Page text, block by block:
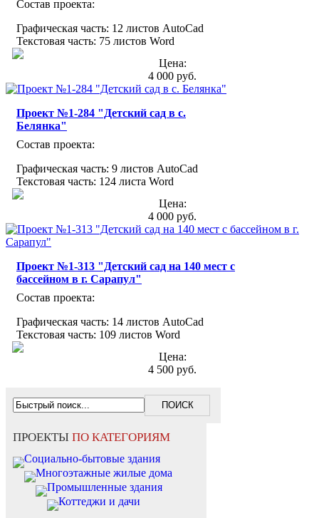
Состав проекта:
Графическая часть: 12 листов AutoCad
Текстовая часть: 75 листов Word
Цена:
4 000 руб.
Проект №1-284 "Детский сад в с.
Белянка"
Состав проекта:
Графическая часть: 9 листов AutoCad
Текстовая часть: 124 листа Word
Цена:
4 000 руб.
Проект №1-313 "Детский сад на 140 мест с
бассейном в г. Сарапул"
Состав проекта:
Графическая часть: 14 листов AutoCad
Текстовая часть: 109 листов Word
Цена:
4 500 руб.
ПРОЕКТЫ ПО КАТЕГОРИЯМ
Социально-бытовые здания
Многоэтажные жилые дома
Промышленные здания
Коттеджи и дачи